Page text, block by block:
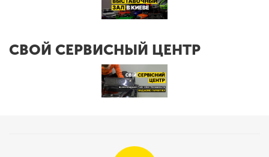
СВОЙ СЕРВИСНЫЙ ЦЕНТР